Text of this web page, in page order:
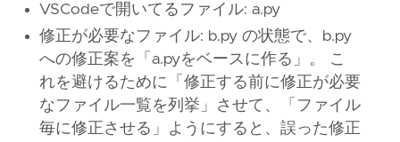
VSCodeで開いてるファイル: a.py
修正が必要なファイル: b.py の状態で、b.py
への修正案を「a.pyをベースに作る」。 こ
れを避けるために「修正する前に修正が必要
なファイル一覧を列挙」させて、「ファイル
毎に修正させる」ようにすると、誤った修正